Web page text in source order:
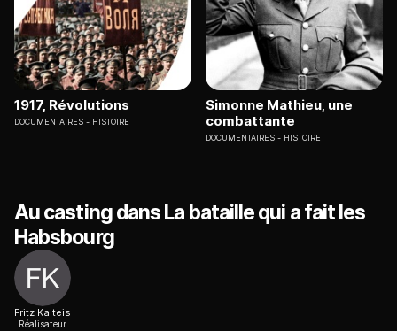
1917, Révolutions
DOCUMENTAIRES HISTOIRE
Simonne Mathieu, une
combattante
DOCUMENTAIRES HISTOIRE
Au casting dans La bataille qui a fait les
Habsbourg
Fritz Kalteis
Réalisateur